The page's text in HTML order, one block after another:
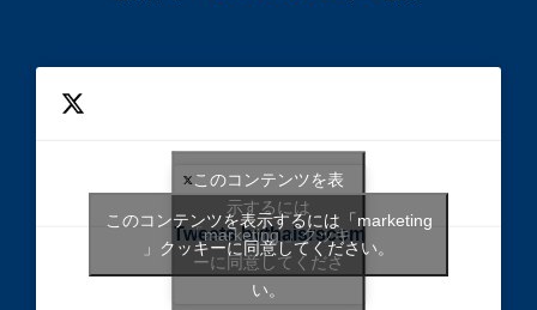
Tweets bythaisrscom
このコンテンツを表
示するには
「marketing 」クッキ
ーに同意してくださ
い。
このコンテンツを表示するには「marketing
」クッキーに同意してください。